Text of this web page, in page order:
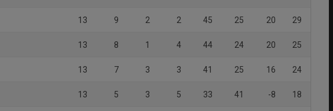
13 9 2 2 45 25 20 29
13 8 1 4 44 24 20 25
13 7 3 3 41 25 16 24
13 5 3 5 33 41 -8 18